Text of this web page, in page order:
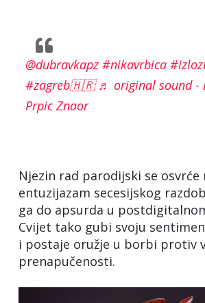
@dubravkapz #nikavrbica
#zagreb🇭🇷 ♬ original sound -
Prpic Znaor
Njezin rad parodijski se
entuzijazam secesijskog
ga do apsurda u
Cvijet tako gubi svoju
i postaje oružje u borbi protiv
prenapučenosti.